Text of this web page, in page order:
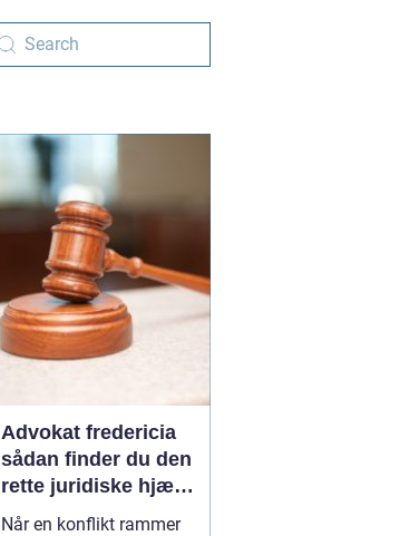
Advokat fredericia
sådan finder du den
rette juridiske hjælp
lokalt
Når en konflikt rammer